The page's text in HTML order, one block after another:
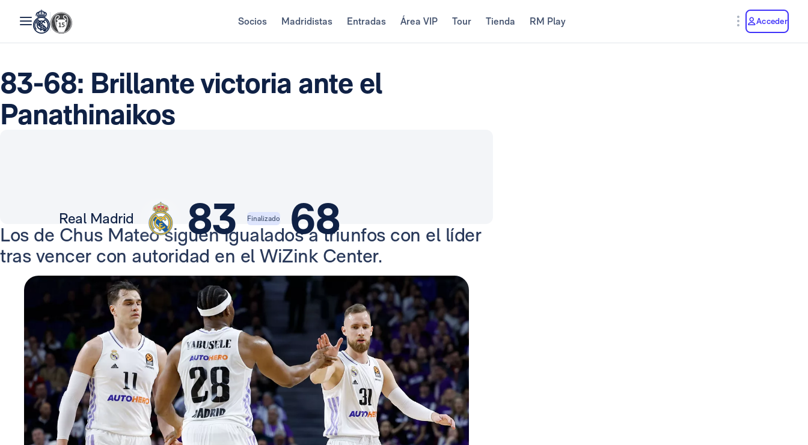
Socios Madridistas Entradas Área VIP Tour Tienda RM Play Acceder
83-68: Brillante victoria ante el
Panathinaikos
83 68
Real Madrid Finalizado
Los de Chus Mateo siguen igualados a triunfos con el líder
tras vencer con autoridad en el WiZink Center.